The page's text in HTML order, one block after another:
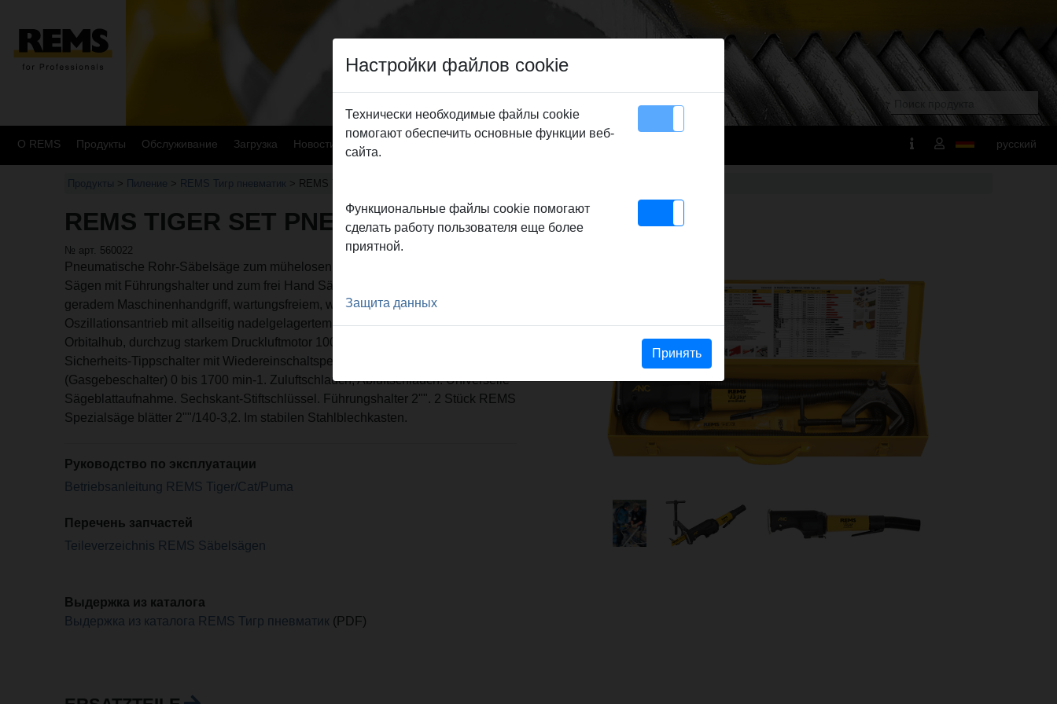
О REMS Продукты Oбслуживание Загрузка Новости Карта сайта русский
Продукты > Пиление > REMS Тигр пневматик > REMS Tiger Set pneumatic
REMS TIGER SET PNEUMATIC
№ арт. 560022
Pneumatische Rohr-Säbelsäge zum mühelosen, schnellen, rechtwinkligen
Sägen mit Führungshalter und zum frei Hand Sägen. Antriebsmaschine mit
geradem Maschinenhandgriff, wartungsfreiem, wasser- und staubgeschütztem
Oszillationsantrieb mit allseitig nadelgelagertem Kurbeltrieb (ANC), aggressivem
Orbitalhub, durchzug starkem Druckluftmotor 1000 W, Betriebsdruck 6 bar,
Sicherheits-Tippschalter mit Wiedereinschaltsperre. Hubzahlsteuerung
(Gasgebeschalter) 0 bis 1700 min-1. Zuluftschlauch, Abluftschlauch. Universelle
Sägeblattaufnahme. Sechskant-Stiftschlüssel. Führungshalter 2"". 2 Stück REMS
Spezialsäge blätter 2""/140-3,2. Im stabilen Stahlblechkasten.
Руководство по эксплуатации
Betriebsanleitung REMS Tiger/Cat/Puma
Перечень запчастей
Teileverzeichnis REMS Säbelsägen
Выдержка из каталога
Выдержка из каталога REMS Тигр пневматик (PDF)
Настройки файлов cookie
Технически необходимые файлы cookie
помогают обеспечить основные функции веб-
сайта.
Функциональные файлы cookie помогают
сделать работу пользователя еще более
приятной.
Защита данных
Принять